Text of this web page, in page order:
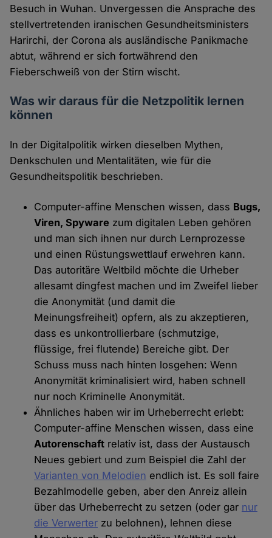
Besuch in Wuhan. Unvergessen die Ansprache des
stellvertretenden iranischen Gesundheitsministers
Harirchi, der Corona als ausländische Panikmache
abtut, während er sich fortwährend den
Fieberschweiß von der Stirn wischt.
Was wir daraus für die Netzpolitik lernen
können
In der Digitalpolitik wirken dieselben Mythen,
Denkschulen und Mentalitäten, wie für die
Gesundheitspolitik beschrieben.
Computer-affine Menschen wissen, dass Bugs,
Viren, Spyware zum digitalen Leben gehören
und man sich ihnen nur durch Lernprozesse
und einen Rüstungswettlauf erwehren kann.
Das autoritäre Weltbild möchte die Urheber
allesamt dingfest machen und im Zweifel lieber
die Anonymität (und damit die
Meinungsfreiheit) opfern, als zu akzeptieren,
dass es unkontrollierbare (schmutzige,
flüssige, frei flutende) Bereiche gibt. Der
Schuss muss nach hinten losgehen: Wenn
Anonymität kriminalisiert wird, haben schnell
nur noch Kriminelle Anonymität.
Ähnliches haben wir im Urheberrecht erlebt:
Computer-affine Menschen wissen, dass eine
Autorenschaft relativ ist, dass der Austausch
Neues gebiert und zum Beispiel die Zahl der
Varianten von Melodien endlich ist. Es soll faire
Bezahlmodelle geben, aber den Anreiz allein
über das Urheberrecht zu setzen (oder gar nur
die Verwerter zu belohnen), lehnen diese